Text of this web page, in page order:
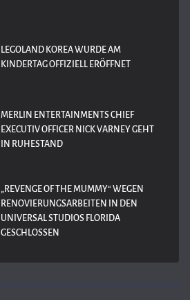
LEGOLAND KOREA WURDE AM
KINDERTAG OFFIZIELL ERÖFFNET
MERLIN ENTERTAINMENTS CHIEF
EXECUTIV OFFICER NICK VARNEY GEHT
IN RUHESTAND
„REVENGE OF THE MUMMY“ WEGEN
RENOVIERUNGSARBEITEN IN DEN
UNIVERSAL STUDIOS FLORIDA
GESCHLOSSEN